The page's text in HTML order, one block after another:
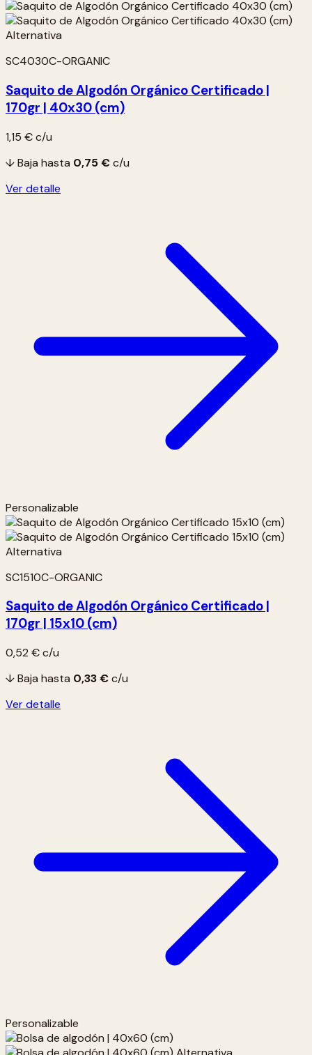
SC4030C-ORGANIC
Saquito de Algodón Orgánico Certificado |
170gr | 40x30 (cm)
1,15 €c/u
↓ Baja hasta 0,75 €c/u
Ver detalle
Personalizable
SC1510C-ORGANIC
Saquito de Algodón Orgánico Certificado |
170gr | 15x10 (cm)
0,52 €c/u
↓ Baja hasta 0,33 €c/u
Ver detalle
Personalizable